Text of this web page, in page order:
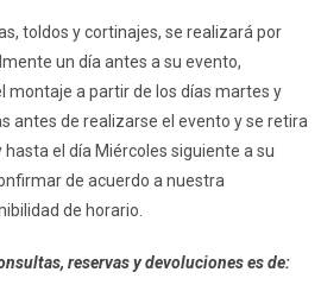
toldos y cortinajes, se realizará por
un día antes a su evento,
montaje a partir de los días martes y
antes de realizarse el evento y se retira
hasta el día Miércoles siguiente a su
de acuerdo a nuestra
de horario.
reservas y devoluciones es de: